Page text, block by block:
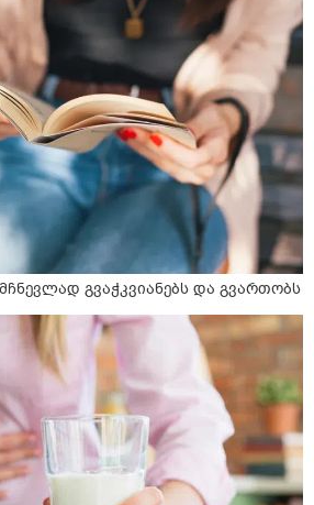
გვაჭკვიანებს და გვართობს